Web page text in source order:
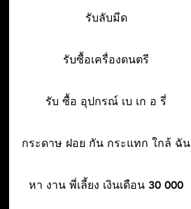
รับลับมีด
รับซื้อเครื่องดนตรี
รับ ซื้อ อุปกรณ์ เบ เก อ รี่
กระดาษ ฝอย กัน กระแทก ใกล้ ฉัน
หา งาน พี่เลี้ยง เงินเดือน 30 000